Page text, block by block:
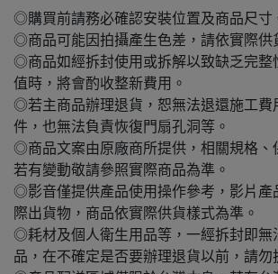
◎購買前請務必確認安裝位置及商品尺寸
◎商品可能因拍攝產生色差，請依實際供
◎商品如經拆封使用或拆解以致缺乏完整
值時，將會酌收整新費用。
◎若主商品辦理退貨，恕無法退還施工費
件，也無法負責恢復門扇孔洞等。
◎商品文案由原廠商所提供，相關規格、
若有變動敬請參照實際商品為準。
◎影音僅提供產品使用操作參考，影片產
際出貨物，商品依實際供貨樣式為準。
◎耗材及個人衛生用品等，一經拆封即無
品，在不確定是否要辦理退貨以前，請勿